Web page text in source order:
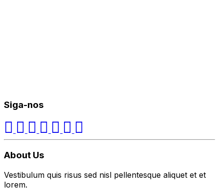
Siga-nos
About Us
Vestibulum quis risus sed nisl pellentesque aliquet et et
lorem.